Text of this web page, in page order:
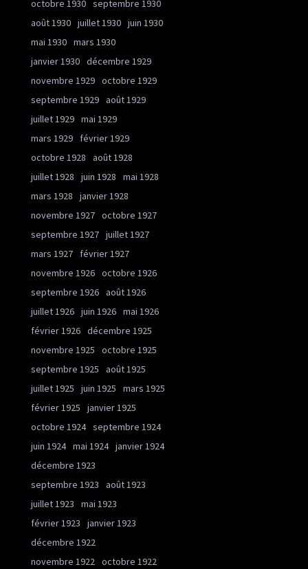
octobre 1930 septembre 1930
août 1930 juillet 1930 juin 1930
mai 1930 mars 1930
janvier 1930 décembre 1929
novembre 1929 octobre 1929
septembre 1929 août 1929
juillet 1929 mai 1929
mars 1929
février 1929
octobre 1928
août 1928
juillet 1928
juin 1928
mai 1928
mars 1928
janvier 1928
novembre 1927 octobre 1927
septembre 1927 juillet 1927
mars 1927
février 1927
novembre 1926 octobre 1926
septembre 1926 août 1926
juillet 1926 juin 1926 mai 1926
février 1926 décembre 1925
novembre 1925
octobre 1925
septembre 1925
août 1925
juillet 1925
juin 1925
mars 1925
février 1925
janvier 1925
octobre 1924 septembre 1924
juin 1924 mai 1924 janvier 1924
décembre 1923
septembre 1923
août 1923
juillet 1923
mai 1923
février 1923
janvier 1923
décembre 1922
novembre 1922 octobre 1922